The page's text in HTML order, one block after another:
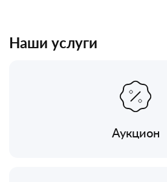
Наши услуги
Аукцион